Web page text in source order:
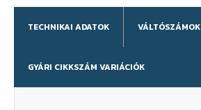
TECHNIKAI ADATOK VÁLTÓSZÁMOK
GYÁRI CIKKSZÁM VARIÁCIÓK